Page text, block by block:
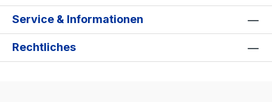
Service & Informationen
Rechtliches